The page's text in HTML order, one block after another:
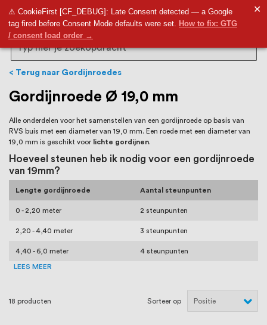
9,5
⚠ CookieFirst [CF_DEBUG]: Late Consent detected — a Google
tag fired before Consent Mode defaults were set. How to fix: GTG
/ consent load order →
✕
RVS Land is een écht familiebedrijf met
bijna 20 jaar ervaring in RVS producten
voor binnen- en buitenhuis, waaronder
trapleuningen, deurbeslag,
ventilatieroosters en bouwbeslag. In onze
webshop vind je het grootste assortiment
van Nederland en België, met meer dan
100.000 hoogwaardige RVS artikelen
direct uit voorraad leverbaar. Wij hebben
tevens een eigen werkplaats waar we
RVS op maat produceren, geheel volgens
jouw specifieke wensen. Al sinds onze
oprichting staat persoonlijke service bij
ons voorop, want we geloven dat een
goede relatie met onze klanten het
Search
Terug naar Gordijnroedes
Gordijnroede Ø 19,0 mm
Alle onderdelen voor het samenstellen van een gordijnroede op basis van
RVS buis met een diameter van 19,0 mm. Een roede met een diameter van
19,0 mm is geschikt voor lichte gordijnen.
Hoeveel steunen heb ik nodig voor een gordijnroede
van 19mm?
Lengte gordijnroede Aantal steunpunten
0 - 2,20 meter 2 steunpunten
2,20 - 4,40 meter 3 steunpunten
4,40 - 6,0 meter 4 steunpunten
LEES MEER
18 producten Sorteer op